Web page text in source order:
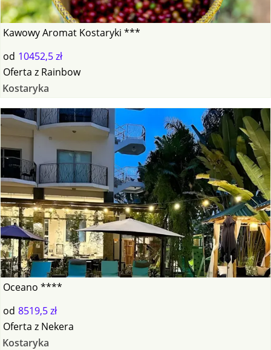
Kawowy Aromat Kostaryki ***
od 10452,5 zł
Oferta z Rainbow
Kostaryka
Oceano ****
od 8519,5 zł
Oferta z Nekera
Kostaryka